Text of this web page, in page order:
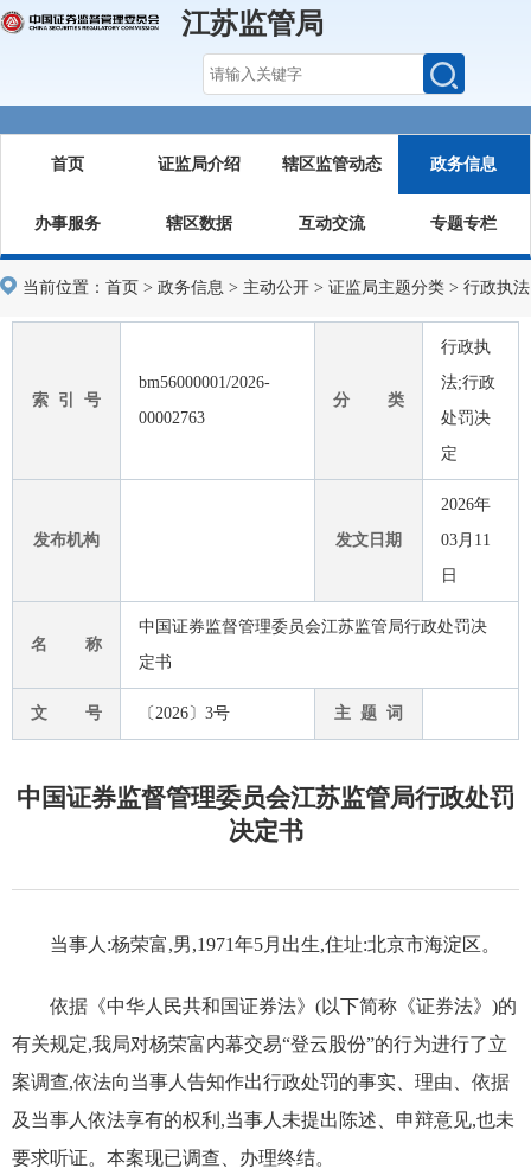
江苏监管局
首页 证监局介绍 辖区监管动态 政务信息
办事服务 辖区数据 互动交流 专题专栏
当前位置： 首页 > 政务信息 > 主动公开 > 证监局主题分类 > 行政执法
索 引 号
bm56000001/2026-
00002763
分 类
行政执
法;行政
处罚决
定
发布机构 发文日期
2026年
03月11
日
名 称
中国证券监督管理委员会江苏监管局行政处罚决
定书
文 号 〔2026〕3号 主 题 词
中国证券监督管理委员会江苏监管局行政处罚
决定书
当事人:杨荣富,男,1971年5月出生,住址:北京市海淀区。
依据《中华人民共和国证券法》(以下简称《证券法》)的
有关规定,我局对杨荣富内幕交易“登云股份”的行为进行了立
案调查,依法向当事人告知作出行政处罚的事实、理由、依据
及当事人依法享有的权利,当事人未提出陈述、申辩意见,也未
要求听证。本案现已调查、办理终结。